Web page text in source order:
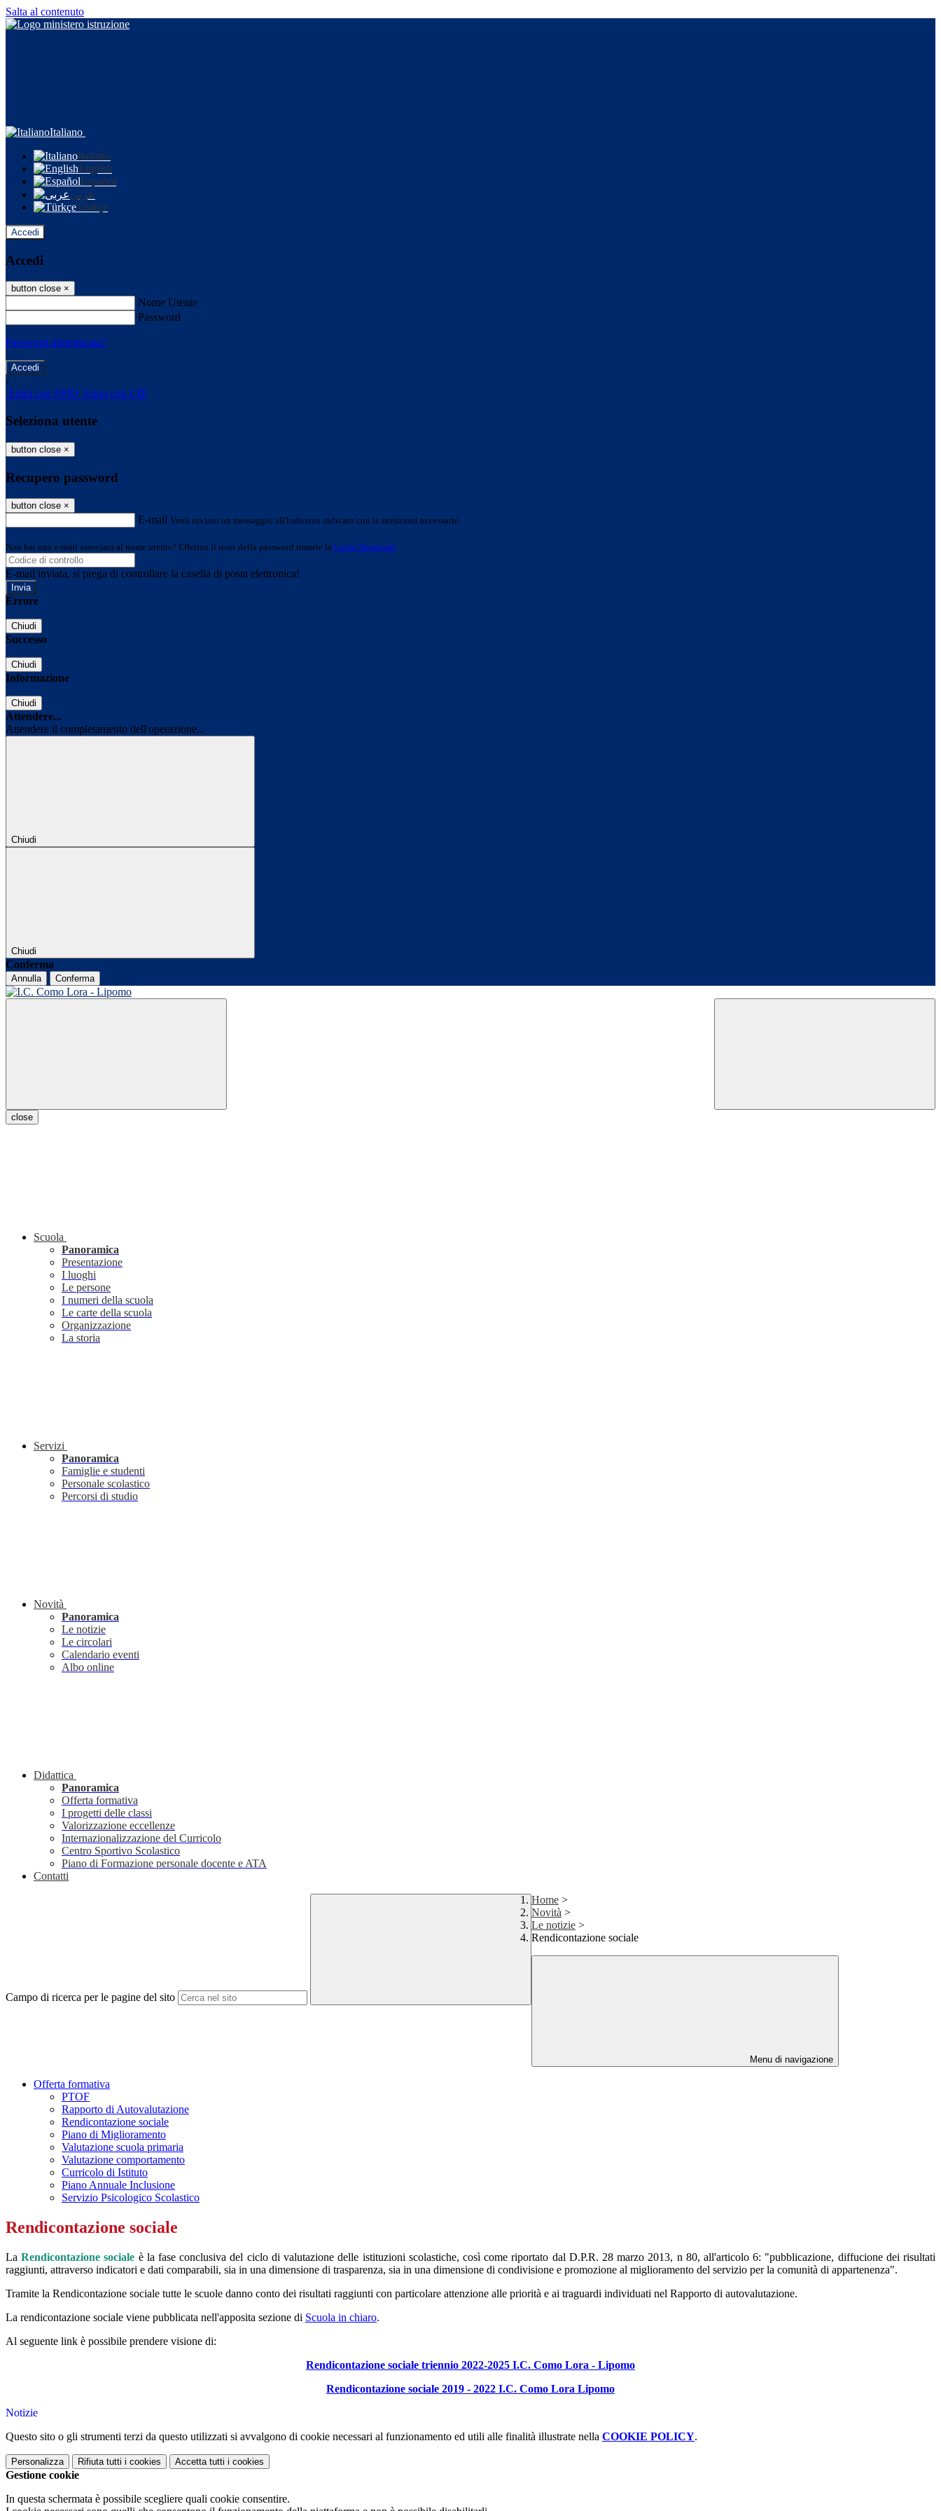
Salta al contenuto
Italiano
Italiano
English
Español
عربى
Türkçe
Accedi
Accedi
button close ×
Nome Utente
Password
Password dimenticata?
-
Entra con SPID Entra con CIE
Seleziona utente
button close ×
Recupero password
button close ×
E-mail Verrà inviato un messaggio all'indirizzo indicato con le istruzioni necessarie.
Non hai una e-mail associata al nome utente? Effettua il reset della password tramite la Login Spaggiari
E-mail inviata, si prega di controllare la casella di posta elettronica!
Errore
Chiudi
Successo
Chiudi
Informazione
Chiudi
Attendere...
Attendere il completamento dell'operazione...
Chiudi
Chiudi
Conferma
Annulla Conferma
close
Scuola
Panoramica
Presentazione
I luoghi
Le persone
I numeri della scuola
Le carte della scuola
Organizzazione
La storia
Servizi
Panoramica
Famiglie e studenti
Personale scolastico
Percorsi di studio
Novità
Panoramica
Le notizie
Le circolari
Calendario eventi
Albo online
Didattica
Panoramica
Offerta formativa
I progetti delle classi
Valorizzazione eccellenze
Internazionalizzazione del Curricolo
Centro Sportivo Scolastico
Piano di Formazione personale docente e ATA
Contatti
Campo di ricerca per le pagine del sito
Home >
Novità >
Le notizie >
Rendicontazione sociale
Menu di navigazione
Offerta formativa
PTOF
Rapporto di Autovalutazione
Rendicontazione sociale
Piano di Miglioramento
Valutazione scuola primaria
Valutazione comportamento
Curricolo di Istituto
Piano Annuale Inclusione
Servizio Psicologico Scolastico
Rendicontazione sociale
La Rendicontazione sociale è la fase conclusiva del ciclo di valutazione delle istituzioni scolastiche, così come riportato dal D.P.R. 28 marzo 2013, n 80, all'articolo 6: "pubblicazione, diffucione dei risultati
raggiunti, attraverso indicatori e dati comparabili, sia in una dimensione di trasparenza, sia in una dimensione di condivisione e promozione al miglioramento del servizio per la comunità di appartenenza".
Tramite la Rendicontazione sociale tutte le scuole danno conto dei risultati raggiunti con particolare attenzione alle priorità e ai traguardi individuati nel Rapporto di autovalutazione.
La rendicontazione sociale viene pubblicata nell'apposita sezione di Scuola in chiaro.
Al seguente link è possibile prendere visione di:
Rendicontazione sociale triennio 2022-2025 I.C. Como Lora - Lipomo
Rendicontazione sociale 2019 - 2022 I.C. Como Lora Lipomo
Notizie
Questo sito o gli strumenti terzi da questo utilizzati si avvalgono di cookie necessari al funzionamento ed utili alle finalità illustrate nella COOKIE POLICY.
Personalizza Rifiuta tutti i cookies Accetta tutti i cookies
Gestione cookie
In questa schermata è possibile scegliere quali cookie consentire.